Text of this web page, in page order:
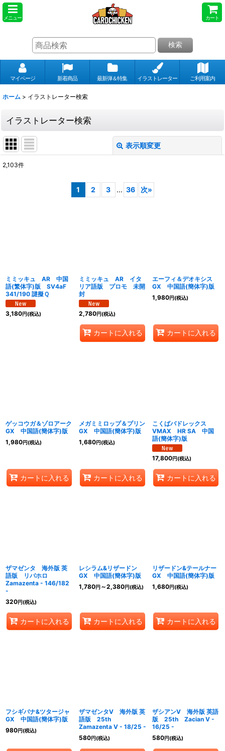
メニュー カート
検索
マイページ 新着商品 最新弾＆特集 イラストレーター ご利用案内
ホーム > イラストレーター検索
イラストレーター検索
表示順変更
2,103件
1 2 3 ... 36 次»
ミミッキュ AR 中国
語(繁体字)版 SV4aF
341/190 謎擬Ｑ
3,180円(税込)
ミミッキュ AR イタ
リア語版 プロモ 未開
封
2,780円(税込)
カートに入れる
エーフィ＆デオキシス
GX 中国語(簡体字)版
1,980円(税込)
カートに入れる
ゲッコウガ＆ゾロアーク
GX 中国語(簡体字)版
1,980円(税込)
カートに入れる
メガミミロップ＆プリン
GX 中国語(簡体字)版
1,680円(税込)
カートに入れる
こくばバドレックス
VMAX HR SA 中国
語(簡体字)版
17,800円(税込)
カートに入れる
ザマゼンタ 海外版 英
語版 リバホロ
Zamazenta - 146/182
-
320円(税込)
カートに入れる
レシラム&リザードン
GX 中国語(簡体字)版
1,780円～2,380円(税込)
カートに入れる
リザードン&テールナー
GX 中国語(簡体字)版
1,680円(税込)
カートに入れる
フシギバナ&ツタージャ
GX 中国語(簡体字)版
980円(税込)
ザマゼンタV 海外版 英
語版 25th
Zamazenta V - 18/25 -
580円(税込)
ザシアンV 海外版 英語
版 25th Zacian V -
16/25 -
580円(税込)